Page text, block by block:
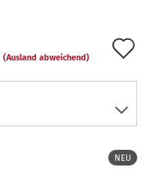
(Ausland abweichend)
NEU